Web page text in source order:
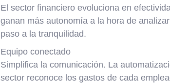
El sector financiero evoluciona en
ganan más autonomía a la hora de
paso a la tranquilidad.
Equipo conectado
Simplifica la comunicación. La
sector reconoce los gastos de cada